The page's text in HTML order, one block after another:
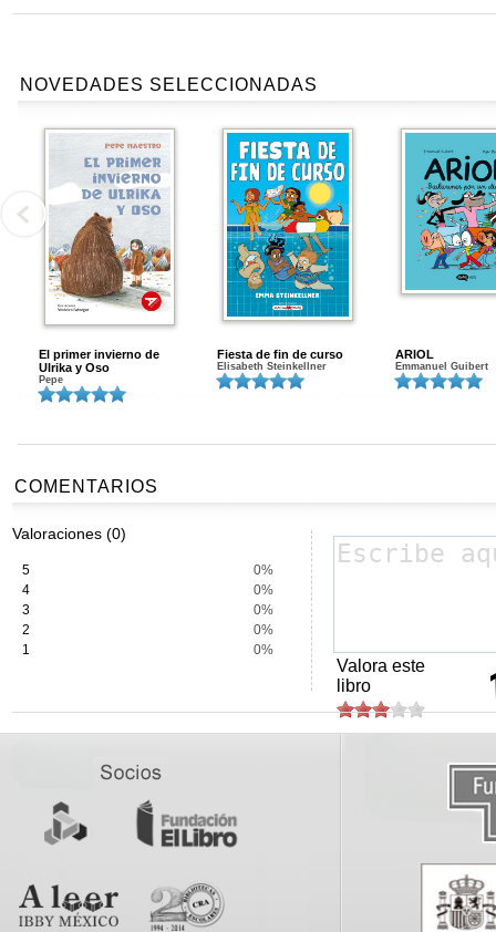
NOVEDADES SELECCIONADAS
El primer invierno de
Ulrika y Oso
Pepe
Fiesta de fin de curso
Elisabeth Steinkellner
ARIOL
Emmanuel Guibert
COMENTARIOS
Valoraciones (0)
5
0%
4
0%
3
0%
2
0%
1
0%
Valora este
libro